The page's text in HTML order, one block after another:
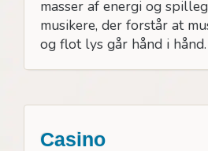
masser af energi og
musikere, der forstår at
og flot lys går hånd i hånd.
Casino